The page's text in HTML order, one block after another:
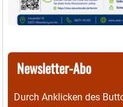
Newsletter-Abo
Durch Anklicken des